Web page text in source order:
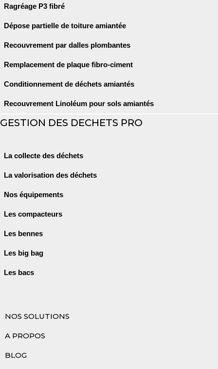
Ragréage P3 fibré
Dépose partielle de toiture amiantée
Recouvrement par dalles plombantes
Remplacement de plaque fibro-ciment
Conditionnement de déchets amiantés
Recouvrement Linoléum pour sols amiantés
GESTION DES DECHETS PRO
La collecte des déchets
La valorisation des déchets
Nos équipements
Les compacteurs
Les bennes
Les big bag
Les bacs
NOS SOLUTIONS
A PROPOS
BLOG